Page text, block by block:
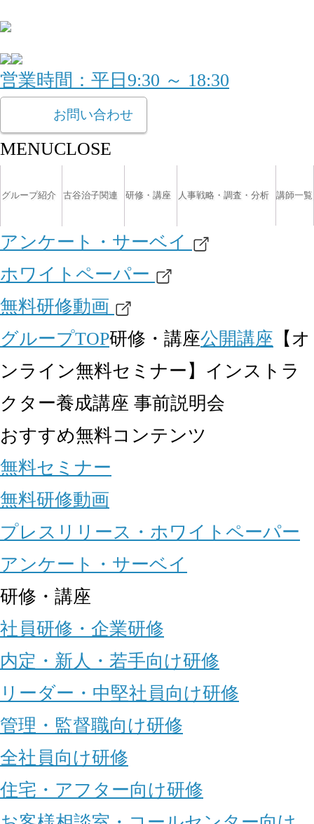
営業時間：平日9:30 ～ 18:30
お問い合わせ
MENUCLOSE
グループ紹介 古谷治子関連 研修・講座 人事戦略・調査・分析 講師一覧
アンケート・サーベイ
ホワイトペーパー
無料研修動画
グループTOP研修・講座公開講座 【オ
ンライン無料セミナー】インストラ
クター養成講座 事前説明会
おすすめ無料コンテンツ
無料セミナー
無料研修動画
プレスリリース・ホワイトペーパー
アンケート・サーベイ
研修・講座
社員研修・企業研修
内定・新人・若手向け研修
リーダー・中堅社員向け研修
管理・監督職向け研修
全社員向け研修
住宅・アフター向け研修